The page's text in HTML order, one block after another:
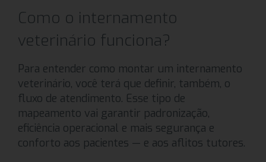
Como o internamento
veterinário funciona?
Para entender como montar um internamento
veterinário, você terá que definir, também, o
fluxo de atendimento. Esse tipo de
mapeamento vai garantir padronização,
eficiência operacional e mais segurança e
conforto aos pacientes — e aos aflitos tutores.